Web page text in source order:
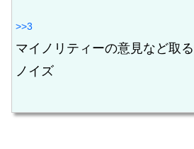
>>3
マイノリティーの意見など取
ノイズ